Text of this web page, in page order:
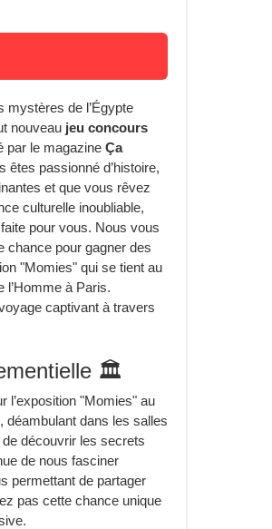
de l’Égypte
nouveau jeu concours
par le magazine Ça
êtes passionné d’histoire,
et que vous rêvez
culturelle inoubliable,
pour vous. Nous vous
chance pour gagner des
"Momies" qui se tient au
l’Homme à Paris.
captivant à travers
🏛️
l’exposition "Momies" au
déambulant dans les salles
de découvrir les secrets
de nous fasciner
permettant de partager
pas cette chance unique